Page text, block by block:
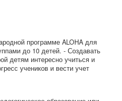
программе ALOHA для
до 10 детей. - Создавать
детям интересно учиться и
учеников и вести учет